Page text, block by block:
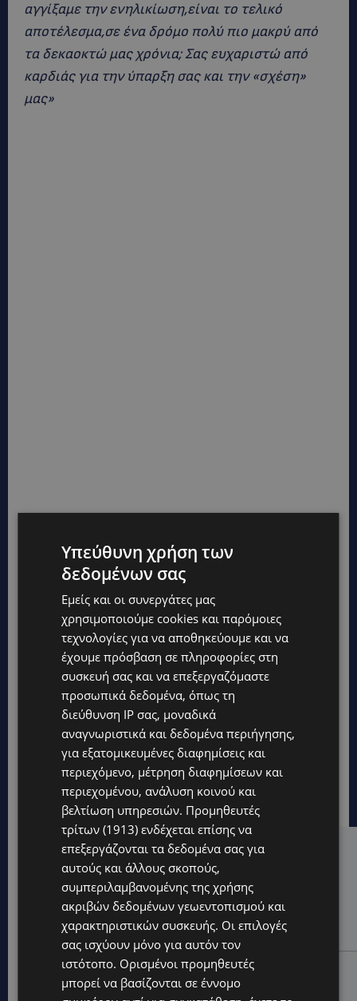
αγγίξαμε την ενηλικίωση,είναι το τελικό
αποτέλεσμα,σε ένα δρόμο πολύ πιο μακρύ από
τα δεκαοκτώ μας χρόνια; Σας ευχαριστώ από
καρδιάς για την ύπαρξη σας και την «σχέση»
μας»
Hot this week
STORIES
ΜΑΡΙΝΟΣ ΚΩΝΣΤΑΝΤΙΝΙΔΗΣ: Οι πρωτοβουλίες για να
ξαναζωντανέψει η Μακαρίου και το κέντρο της
Λευκωσίας-(Βίντεο)
UPDATES
ΤΡΟΧΑΙΟ ΣΤΗΝ ΛΕΥΚΩΣΙΑ: Χειροπέδες και στη σύζυγο
Υπεύθυνη χρήση των
δεδομένων σας
Εμείς και οι συνεργάτες μας
χρησιμοποιούμε cookies και παρόμοιες
τεχνολογίες για να αποθηκεύουμε και να
έχουμε πρόσβαση σε πληροφορίες στη
συσκευή σας και να επεξεργαζόμαστε
προσωπικά δεδομένα, όπως τη
διεύθυνση IP σας, μοναδικά
αναγνωριστικά και δεδομένα περιήγησης,
για εξατομικευμένες διαφημίσεις και
περιεχόμενο, μέτρηση διαφημίσεων και
περιεχομένου, ανάλυση κοινού και
βελτίωση υπηρεσιών. Προμηθευτές
τρίτων (1913) ενδέχεται επίσης να
επεξεργάζονται τα δεδομένα σας για
αυτούς και άλλους σκοπούς,
συμπεριλαμβανομένης της χρήσης
ακριβών δεδομένων γεωεντοπισμού και
χαρακτηριστικών συσκευής. Οι επιλογές
σας ισχύουν μόνο για αυτόν τον
ιστότοπο. Ορισμένοι προμηθευτές
μπορεί να βασίζονται σε έννομο